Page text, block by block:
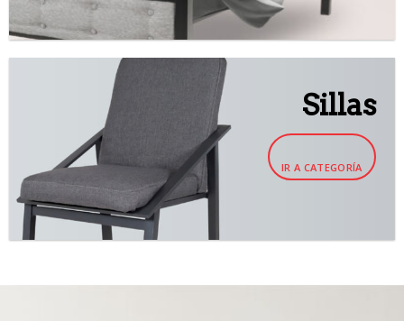
Sillas
IR A CATEGORÍA